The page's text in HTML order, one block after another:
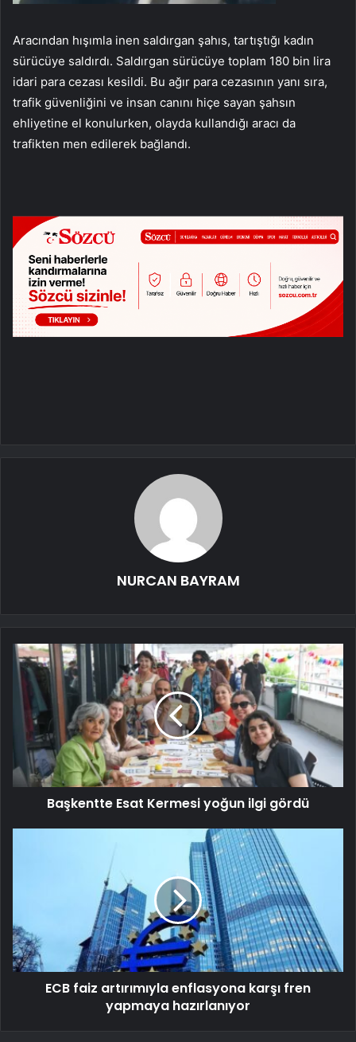
Aracından hışımla inen saldırgan şahıs, tartıştığı kadın
sürücüye saldırdı. Saldırgan sürücüye toplam 180 bin lira
idari para cezası kesildi. Bu ağır para cezasının yanı sıra,
trafik güvenliğini ve insan canını hiçe sayan şahsın
ehliyetine el konulurken, olayda kullandığı aracı da
trafikten men edilerek bağlandı.
NURCAN BAYRAM
Başkentte Esat Kermesi yoğun ilgi gördü
ECB faiz artırımıyla enflasyona karşı fren
yapmaya hazırlanıyor